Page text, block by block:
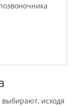
выбирают, исходя